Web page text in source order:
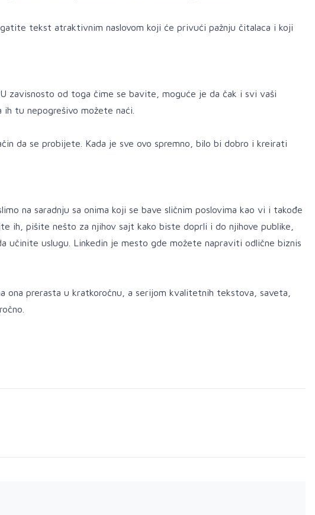
tekst atraktivnim naslovom koji će privući pažnju čitalaca i koji
zavisnosto od toga čime se bavite, moguće je da čak i svi vaši
tu nepogrešivo možete naći.
da se probijete. Kada je sve ovo spremno, bilo bi dobro i kreirati
na saradnju sa onima koji se bave sličnim poslovima kao vi i takođe
ih, pišite nešto za njihov sajt kako biste doprli i do njihove publike,
učinite uslugu. Linkedin je mesto gde možete napraviti odlične biznis
prerasta u kratkoročnu, a serijom kvalitetnih tekstova, saveta,